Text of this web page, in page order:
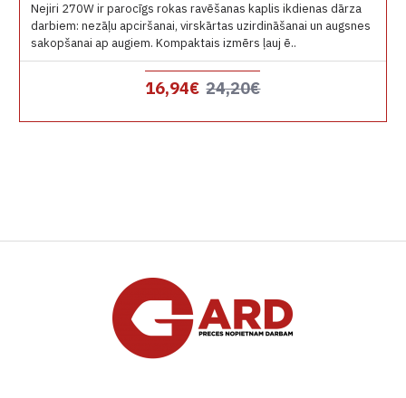
Nejiri 270W ir parocīgs rokas ravēšanas kaplis ikdienas dārza
darbiem: nezāļu apciršanai, virskārtas uzirdināšanai un augsnes
sakopšanai ap augiem. Kompaktais izmērs ļauj ē..
16,94€ 24,20€